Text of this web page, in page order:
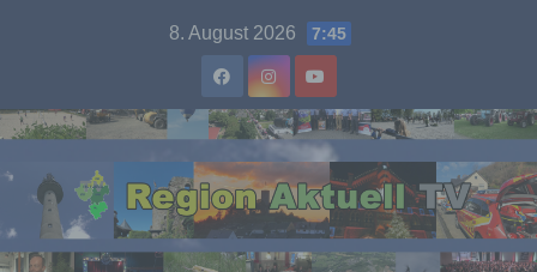
8. August 2026 7:45